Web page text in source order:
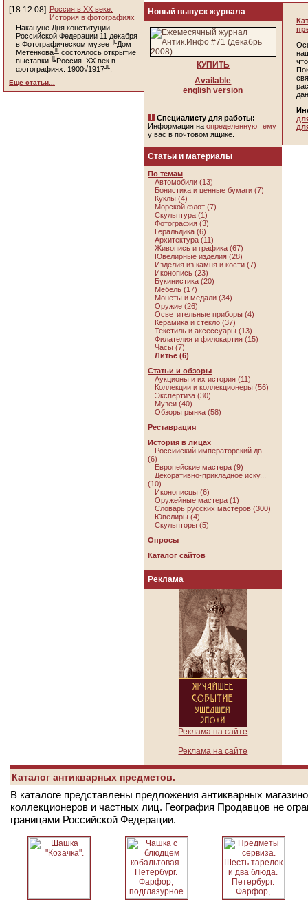
[18.12.08] Россия в ХХ веке.
История в фотографиях
Накануне Дня конституции
Российской Федерации 11 декабря
в Фотографическом музее ╚Дом
Метенкова╩ состоялось открытие
выставки ╚Россия. ХХ век в
фотографиях. 1900√1917╩.
Еще статьи...
Новый выпуск журнала
КУПИТЬ
Available
english version
Специалисту для работы:
Информация на определенную тему
у вас в почтовом ящике.
Статьи и материалы
По темам
Автомобили (13)
Бонистика и ценные бумаги (7)
Куклы (4)
Морской флот (7)
Скульптура (1)
Фотография (3)
Геральдика (6)
Архитектура (11)
Живопись и графика (67)
Ювелирные изделия (28)
Изделия из камня и кости (7)
Иконопись (23)
Букинистика (20)
Мебель (17)
Монеты и медали (34)
Оружие (26)
Осветительные приборы (4)
Керамика и стекло (37)
Текстиль и аксессуары (13)
Филателия и филокартия (15)
Часы (7)
Литье (6)
Статьи и обзоры
Аукционы и их история (11)
Коллекции и коллекционеры (56)
Экспертиза (30)
Музеи (40)
Обзоры рынка (58)
Реставрация
История в лицах
Российский императорский дв...
(6)
Европейские мастера (9)
Декоративно-прикладное иску...
(10)
Иконописцы (6)
Оружейные мастера (1)
Словарь русских мастеров (300)
Ювелиры (4)
Скульпторы (5)
Опросы
Каталог сайтов
Реклама
Реклама на сайте
Реклама на сайте
Каталог антикварных предметов.
В каталоге представлены предложения антикварных
коллекционеров и частных лиц. География Продавцов не
границами Российской Федерации.